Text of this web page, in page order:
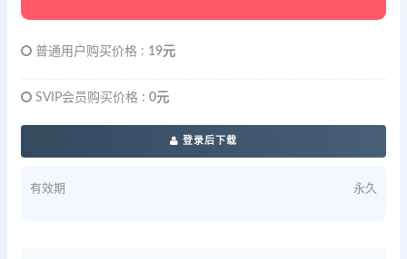
普通用户购买价格 : 19元
SVIP会员购买价格 : 0元
登录后下载
有效期 永久